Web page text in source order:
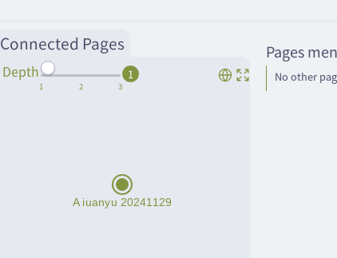
Connected Pages
Depth 1
Pages
No other